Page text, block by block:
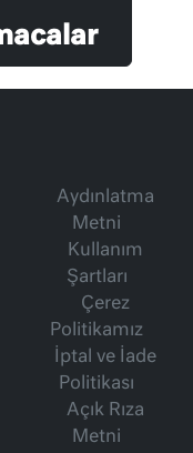
Aydınlatma
Metni
Kullanım
Şartları
Çerez
Politikamız
İptal ve İade
Politikası
Açık Rıza
Metni